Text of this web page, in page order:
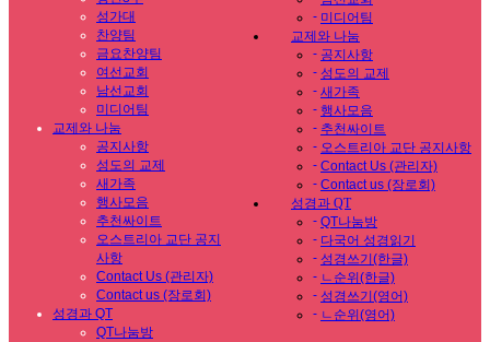
- 미디어팀
교제와 나눔
- 공지사항
- 성도의 교제
- 새가족
- 행사모음
- 추천싸이트
- 오스트리아 교단 공지사항
- Contact Us (관리자)
- Contact us (장로회)
성경과 QT
- QT나눔방
- 다국어 성경읽기
- 성경쓰기(한글)
- ㄴ순위(한글)
- 성경쓰기(영어)
- ㄴ순위(영어)
성가대
찬양팀
금요찬양팀
여선교회
남선교회
미디어팀
교제와 나눔
공지사항
성도의 교제
새가족
행사모음
추천싸이트
오스트리아 교단 공지
사항
Contact Us (관리자)
Contact us (장로회)
성경과 QT
QT나눔방